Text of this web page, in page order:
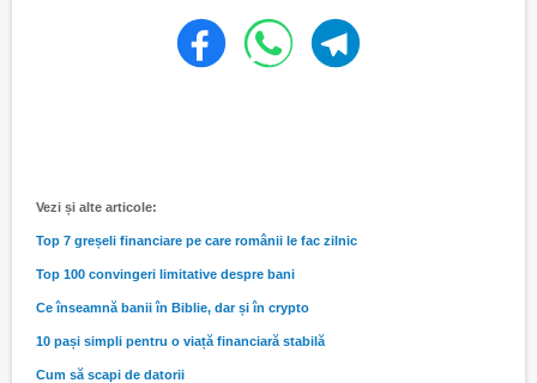
Vezi și alte articole:
Top 7 greșeli financiare pe care românii le fac zilnic
Top 100 convingeri limitative despre bani
Ce înseamnă banii în Biblie, dar și în crypto
10 pași simpli pentru o viață financiară stabilă
Cum să scapi de datorii